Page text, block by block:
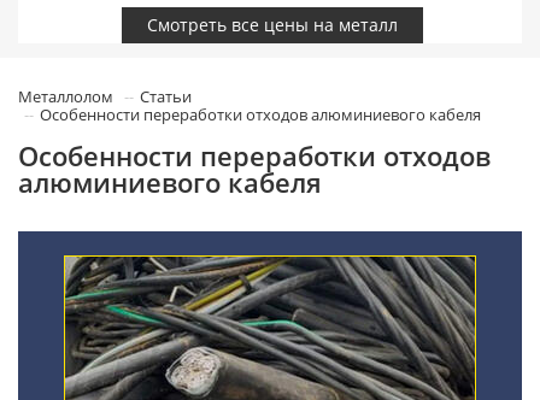
Смотреть все цены на металл
Металлолом
Статьи
Особенности переработки отходов алюминиевого кабеля
Особенности переработки отходов
алюминиевого кабеля